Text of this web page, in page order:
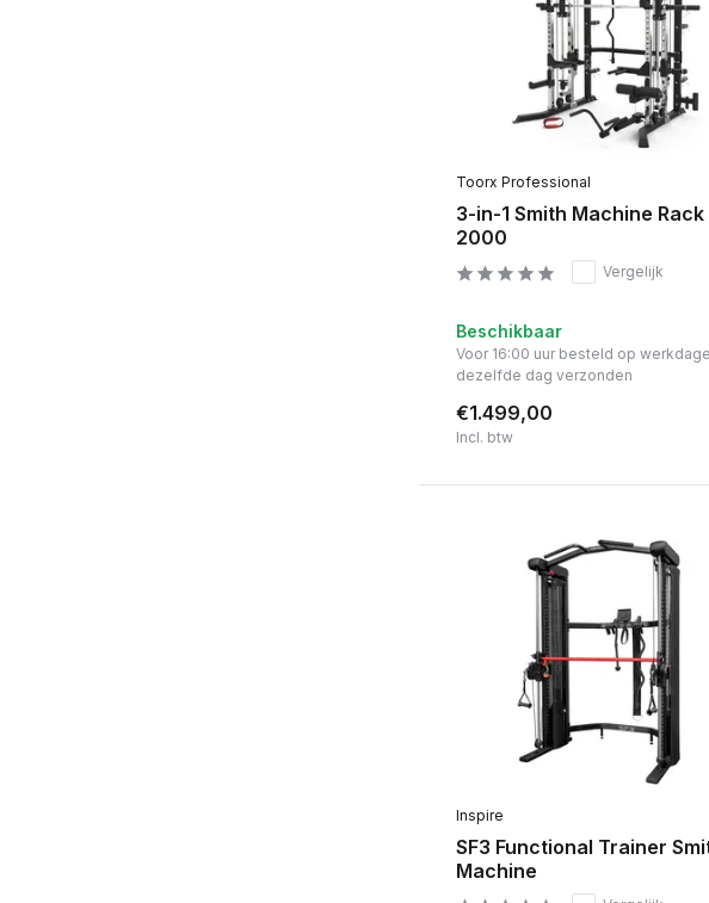
Toorx Professional
3-in-1 Smith Machine Rack
2000
Vergelijk
Beschikbaar
Voor 16:00 uur besteld op
dezelfde dag verzonden
€1.499,00
Incl. btw
Inspire
SF3 Functional Trainer
Machine